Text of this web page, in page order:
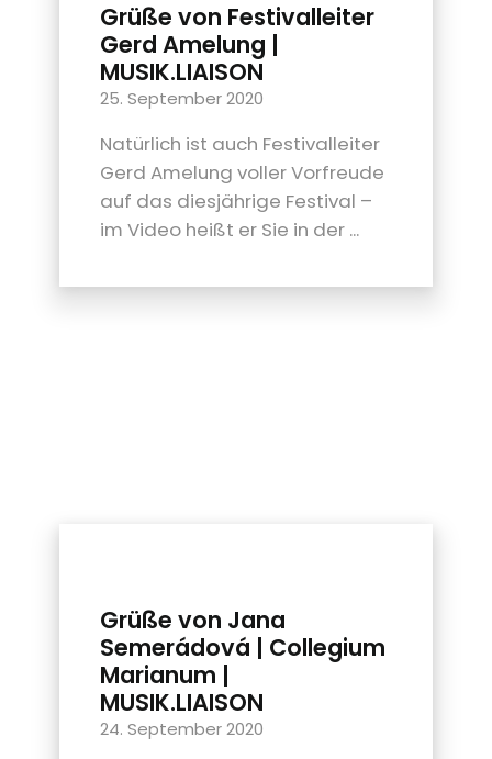
Grüße von Festivalleiter
Gerd Amelung |
MUSIK.LIAISON
25. September 2020
Natürlich ist auch Festivalleiter
Gerd Amelung voller Vorfreude
auf das diesjährige Festival –
im Video heißt er Sie in der ...
Grüße von Jana
Semerádová | Collegium
Marianum |
MUSIK.LIAISON
24. September 2020